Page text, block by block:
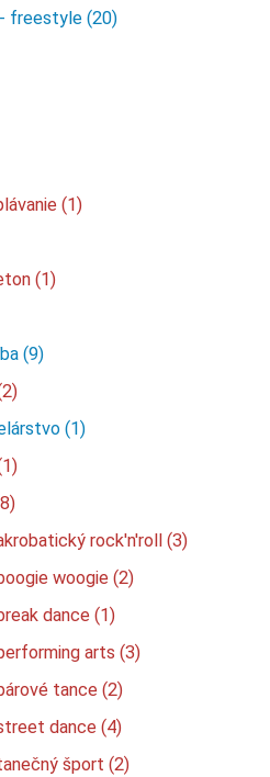
freestyle (20)
(1)
(1)
(9)
(1)
rock'n'roll (3)
woogie (2)
dance (1)
arts (3)
tance (2)
dance (4)
šport (2)